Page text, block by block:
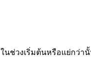
ในช่วงเริ่มต้นหรือแย่กว่า